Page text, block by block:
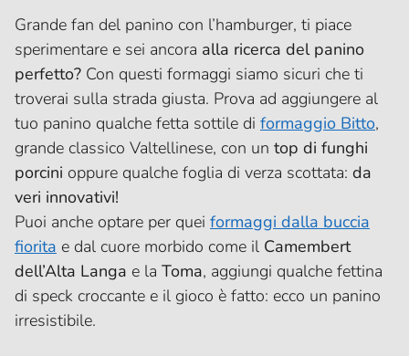
Grande fan del panino con l’hamburger, ti piace
sperimentare e sei ancora alla ricerca del panino
perfetto? Con questi formaggi siamo sicuri che ti
troverai sulla strada giusta. Prova ad aggiungere al
tuo panino qualche fetta sottile di formaggio Bitto,
grande classico Valtellinese, con un top di funghi
porcini oppure qualche foglia di verza scottata: da
veri innovativi!
Puoi anche optare per quei formaggi dalla buccia
fiorita e dal cuore morbido come il Camembert
dell’Alta Langa e la Toma, aggiungi qualche fettina
di speck croccante e il gioco è fatto: ecco un panino
irresistibile.